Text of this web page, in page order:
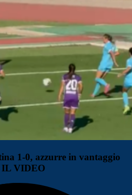
1-0, azzurre in vantaggio
IL VIDEO